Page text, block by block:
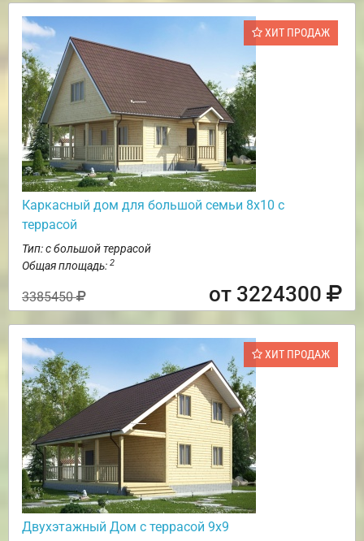
ХИТ ПРОДАЖ
Каркасный дом для большой семьи 8х10 с
террасой
Тип: с большой террасой
Общая площадь: 2
3385450 от 3224300
ХИТ ПРОДАЖ
Двухэтажный Дом с террасой 9х9